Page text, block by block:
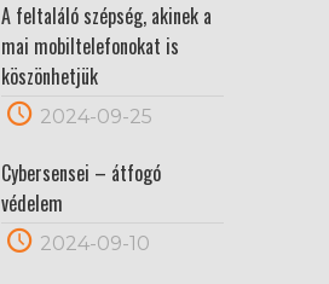
A feltaláló szépség, akinek a
mai mobiltelefonokat is
köszönhetjük
2024-09-25
Cybersensei – átfogó
védelem
2024-09-10